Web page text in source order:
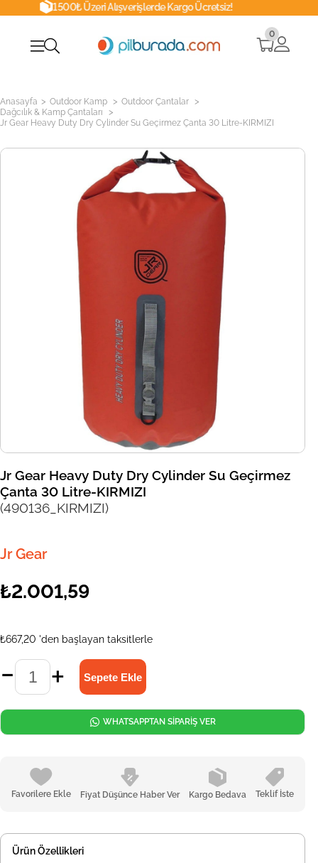
Üzeri Alışverişlerde Kargo Ücretsiz!
0
Anasayfa > Outdoor Kamp > Outdoor Çantalar >
Dağcılık & Kamp Çantaları >
Jr Gear Heavy Duty Dry Cylinder Su Geçirmez Çanta 30 Litre-KIRMIZI
Jr Gear Heavy Duty Dry Cylinder Su Geçirmez
Çanta 30 Litre-KIRMIZI
(490136_KIRMIZI)
Jr Gear
₺2.001,59
₺667,20 'den başlayan taksitlerle
Favorilere Ekle Fiyat Düşünce Haber Ver Kargo Bedava Teklif İste
WHATSAPPTAN SİPARİŞ VER
Ürün Özellikleri